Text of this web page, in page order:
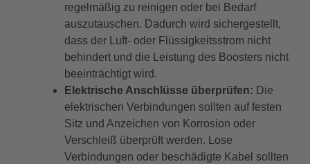
regelmäßig zu reinigen oder bei Bedarf
auszutauschen. Dadurch wird sichergestellt,
dass der Luft- oder Flüssigkeitsstrom nicht
behindert und die Leistung des Boosters nicht
beeinträchtigt wird.
Elektrische Anschlüsse überprüfen: Die
elektrischen Verbindungen sollten auf festen
Sitz und Anzeichen von Korrosion oder
Verschleiß überprüft werden. Lose
Verbindungen oder beschädigte Kabel sollten